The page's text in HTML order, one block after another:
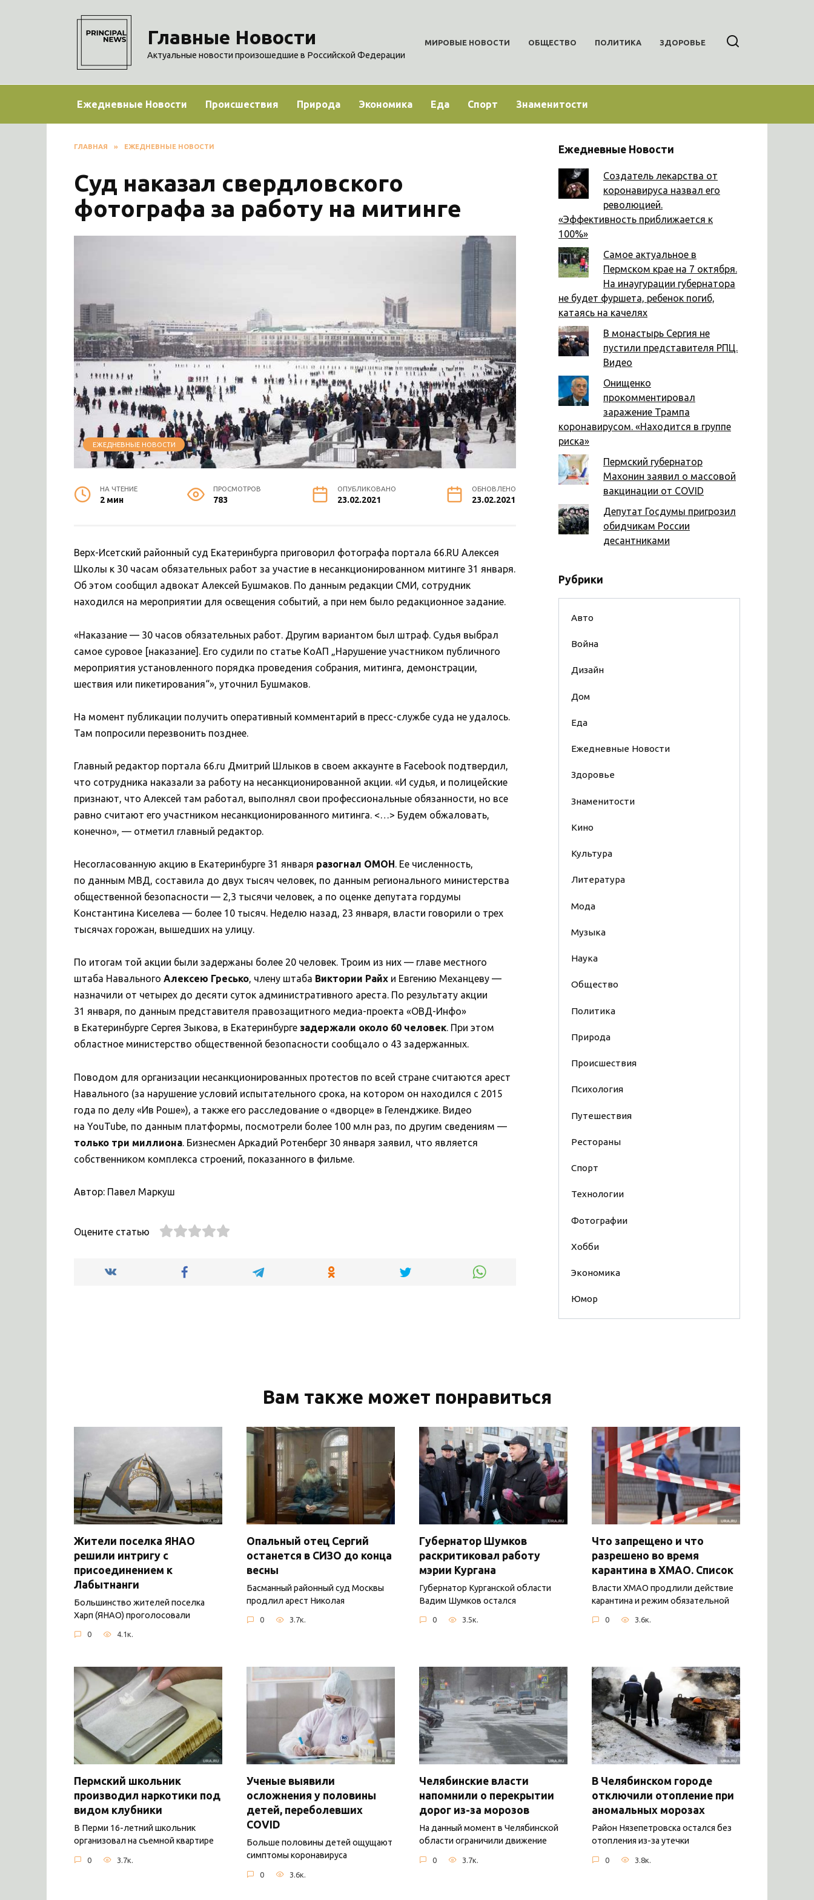
Главные Новости
Актуальные новости произошедшие в Российской Федерации
МИРОВЫЕ НОВОСТИ ОБЩЕСТВО ПОЛИТИКА ЗДОРОВЬЕ
Ежедневные Новости Происшествия Природа Экономика Еда Спорт Знаменитости
ГЛАВНАЯ » ЕЖЕДНЕВНЫЕ НОВОСТИ
Суд наказал свердловского
фотографа за работу на митинге
ЕЖЕДНЕВНЫЕ НОВОСТИ
НА ЧТЕНИЕ
2 мин
ПРОСМОТРОВ
783
ОПУБЛИКОВАНО
23.02.2021
ОБНОВЛЕНО
23.02.2021
Верх-Исетский районный суд Екатеринбурга приговорил фотографа портала 66.RU Алексея
Школы к 30 часам обязательных работ за участие в несанкционированном митинге 31 января.
Об этом сообщил адвокат Алексей Бушмаков. По данным редакции СМИ, сотрудник
находился на мероприятии для освещения событий, а при нем было редакционное задание.
«Наказание — 30 часов обязательных работ. Другим вариантом был штраф. Судья выбрал
самое суровое [наказание]. Его судили по статье КоАП „Нарушение участником публичного
мероприятия установленного порядка проведения собрания, митинга, демонстрации,
шествия или пикетирования“», уточнил Бушмаков.
На момент публикации получить оперативный комментарий в пресс-службе суда не удалось.
Там попросили перезвонить позднее.
Главный редактор портала 66.ru Дмитрий Шлыков в своем аккаунте в Facebook подтвердил,
что сотрудника наказали за работу на несанкционированной акции. «И судья, и полицейские
признают, что Алексей там работал, выполнял свои профессиональные обязанности, но все
равно считают его участником несанкционированного митинга. <…> Будем обжаловать,
конечно», — отметил главный редактор.
Несогласованную акцию в Екатеринбурге 31 января разогнал ОМОН. Ее численность,
по данным МВД, составила до двух тысяч человек, по данным регионального министерства
общественной безопасности — 2,3 тысячи человек, а по оценке депутата гордумы
Константина Киселева — более 10 тысяч. Неделю назад, 23 января, власти говорили о трех
тысячах горожан, вышедших на улицу.
По итогам той акции были задержаны более 20 человек. Троим из них — главе местного
штаба Навального Алексею Гресько, члену штаба Виктории Райх и Евгению Механцеву —
назначили от четырех до десяти суток административного ареста. По результату акции
31 января, по данным представителя правозащитного медиа-проекта «ОВД-Инфо»
в Екатеринбурге Сергея Зыкова, в Екатеринбурге задержали около 60 человек. При этом
областное министерство общественной безопасности сообщало о 43 задержанных.
Поводом для организации несанкционированных протестов по всей стране считаются арест
Навального (за нарушение условий испытательного срока, на котором он находился с 2015
года по делу «Ив Роше»), а также его расследование о «дворце» в Геленджике. Видео
на YouTube, по данным платформы, посмотрели более 100 млн раз, по другим сведениям —
только три миллиона . Бизнесмен Аркадий Ротенберг 30 января заявил, что является
собственником комплекса строений, показанного в фильме.
Автор: Павел Маркуш
Оцените статью
Ежедневные Новости
Создатель лекарства от
коронавируса назвал его
революцией.
«Эффективность приближается к
100%»
Самое актуальное в
Пермском крае на 7 октября.
На инаугурации губернатора
не будет фуршета, ребенок погиб,
катаясь на качелях
В монастырь Сергия не
пустили представителя РПЦ.
Видео
Онищенко
прокомментировал
заражение Трампа
коронавирусом. «Находится в группе
риска»
Пермский губернатор
Махонин заявил о массовой
вакцинации от COVID
Депутат Госдумы пригрозил
обидчикам России
десантниками
Рубрики
Авто
Война
Дизайн
Дом
Еда
Ежедневные Новости
Здоровье
Знаменитости
Кино
Культура
Литература
Мода
Музыка
Наука
Общество
Политика
Природа
Происшествия
Психология
Путешествия
Рестораны
Спорт
Технологии
Фотографии
Хобби
Экономика
Юмор
Вам также может понравиться
Жители поселка ЯНАО
решили интригу с
присоединением к
Лабытнанги
Большинство жителей поселка
Харп (ЯНАО) проголосовали
0 4.1к.
Опальный отец Сергий
останется в СИЗО до конца
весны
Басманный районный суд Москвы
продлил арест Николая
0 3.7к.
Губернатор Шумков
раскритиковал работу
мэрии Кургана
Губернатор Курганской области
Вадим Шумков остался
0 3.5к.
Что запрещено и что
разрешено во время
карантина в ХМАО. Список
Власти ХМАО продлили действие
карантина и режим обязательной
0 3.6к.
Пермский школьник
производил наркотики под
видом клубники
В Перми 16-летний школьник
организовал на съемной квартире
0 3.7к.
Ученые выявили
осложнения у половины
детей, переболевших
COVID
Больше половины детей ощущают
симптомы коронавируса
0 3.6к.
Челябинские власти
напомнили о перекрытии
дорог из-за морозов
На данный момент в Челябинской
области ограничили движение
0 3.7к.
В Челябинском городе
отключили отопление при
аномальных морозах
Район Нязепетровска остался без
отопления из-за утечки
0 3.8к.